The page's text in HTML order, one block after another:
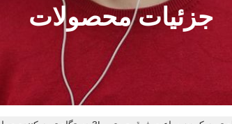
جزئیات محصولات